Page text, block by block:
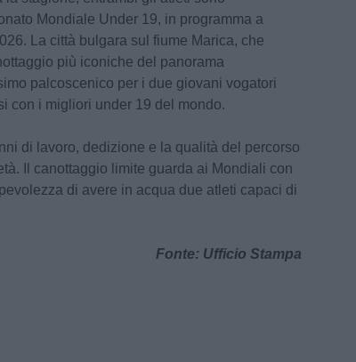
Mondiale Under 19, in programma a
La città bulgara sul fiume Marica, che
più iconiche del panorama
palcoscenico per i due giovani vogatori
con i migliori under 19 del mondo.
di lavoro, dedizione e la qualità del percorso
Il canottaggio limite guarda ai Mondiali con
di avere in acqua due atleti capaci di
Fonte: Ufficio Stampa